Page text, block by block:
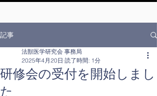
記事
研修会の受付を開始しまし
た
法獣医学研究会 事務局
2025年4月20日 読了時間: 1分